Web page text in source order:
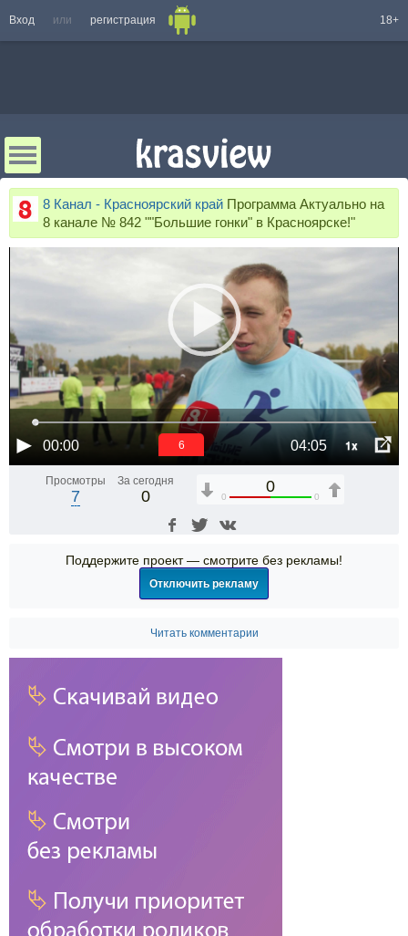
Вход или регистрация 18+
8 Канал - Красноярский край Программа Актуально на
8 канале № 842 ""Большие гонки" в Красноярске!"
00:00 04:05 1x
6
Просмотры
7
За сегодня
0
0
0 0
Поддержите проект — смотрите без рекламы!
Отключить рекламу
Читать комментарии